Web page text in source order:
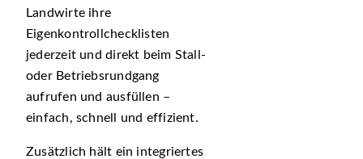
Landwirte ihre
Eigenkontrollchecklisten
jederzeit und direkt beim Stall-
oder Betriebsrundgang
aufrufen und ausfüllen –
einfach, schnell und effizient.
Zusätzlich hält ein integriertes